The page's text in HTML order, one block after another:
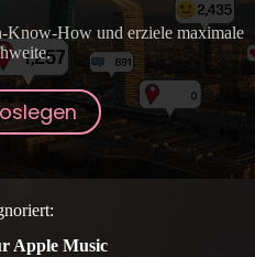
Know-How und erziele maximale
Apple Music